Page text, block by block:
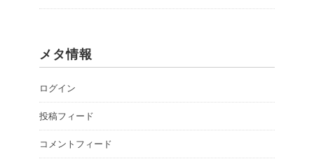
メタ情報
ログイン
投稿フィード
コメントフィード